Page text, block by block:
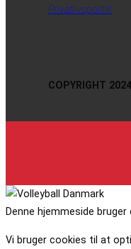
Privatlivspolitik
COPYRIGHT
Denne hjemmeside bruger
Vi bruger cookies til at